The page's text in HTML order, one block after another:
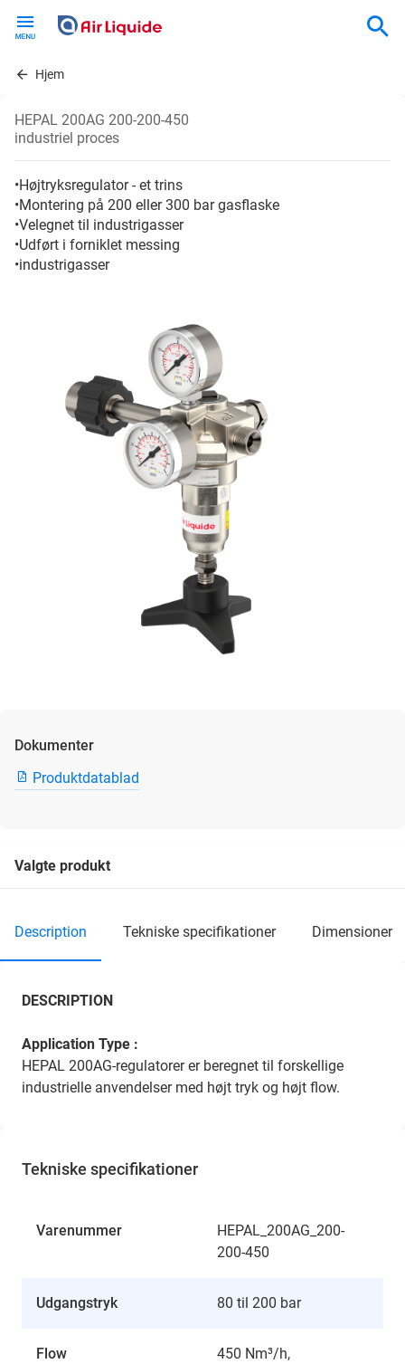
contentHjem
HEPAL 200AG 200-200-450
industriel proces
•Højtryksregulator - et trins
•Montering på 200 eller 300 bar gasflaske
•Velegnet til industrigasser
•Udført i forniklet messing
•industrigasser
Dokumenter
Produktdatablad
Valgte produkt
description tekniske specifikationer dimensioner
DESCRIPTION
Application Type :
HEPAL 200AG-regulatorer er beregnet til forskellige
industrielle anvendelser med højt tryk og højt flow.
Tekniske specifikationer
Varenummer
HEPAL_200AG_200-
200-450
Udgangstryk 80 til 200 bar
Flow 450 Nm³/h,